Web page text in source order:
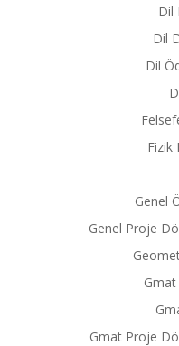
Dil
Dil
Dil
Fizik
Genel
Genel Proje
Gmat
Gmat Proje